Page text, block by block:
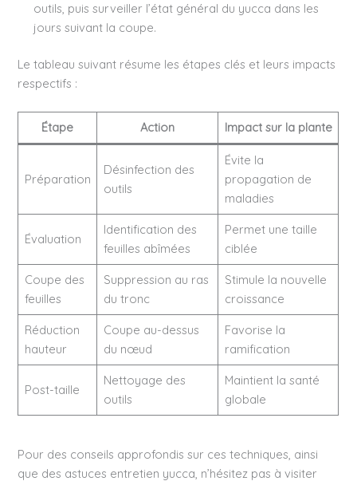
outils, puis surveiller l’état général du yucca dans les
jours suivant la coupe.
Le tableau suivant résume les étapes clés et leurs impacts
respectifs :
Étape Action Impact sur la plante
Préparation
Désinfection des
outils
Évite la
propagation de
maladies
Évaluation
Identification des
feuilles abîmées
Permet une taille
ciblée
Coupe des
feuilles
Suppression au ras
du tronc
Stimule la nouvelle
croissance
Réduction
hauteur
Coupe au-dessus
du nœud
Favorise la
ramification
Post-taille
Nettoyage des
outils
Maintient la santé
globale
Pour des conseils approfondis sur ces techniques, ainsi
que des astuces entretien yucca, n’hésitez pas à visiter